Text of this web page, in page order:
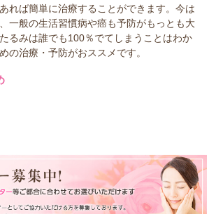
れば簡単に治療することができます。今は
一般の生活習慣病や癌も予防がもっとも大
るみは誰でも100％でてしまうことはわか
の治療・予防がおススメです。